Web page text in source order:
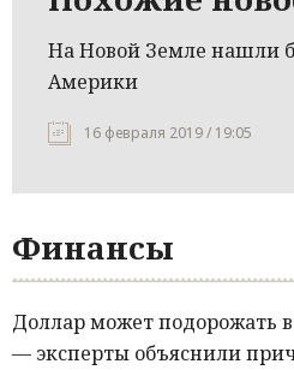
На Новой Земле нашли
Америки
16 февраля 2019 / 19:05
Финансы
Доллар может подорожать в
— эксперты объяснили